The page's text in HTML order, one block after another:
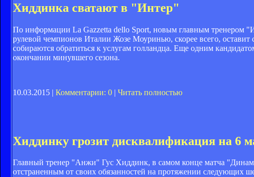
Хиддинка сватают в "Интер"
По информации La Gazzetta dello Sport, новым главным тренером
рулевой чемпионов Италии Жозе Моуринью, скорее всего,
собираются обратиться к услугам голландца. Еще одним
окончании минувшего сезона.
10.03.2015 | Комментарии: 0 | Читать полностью
Хиддинку грозит дисквалификация на 6
Главный тренер "Анжи" Гус Хиддинк, в самом конце матча
отстраненным от своих обязанностей на протяжении следующих